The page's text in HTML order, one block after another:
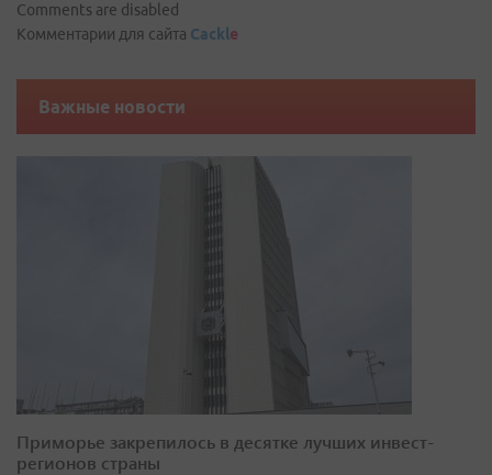
Comments are disabled
Комментарии для сайта Cackle
Важные новости
Приморье закрепилось в десятке лучших инвест-
регионов страны